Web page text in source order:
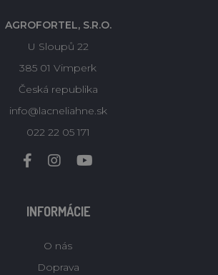
AGROFORTEL, S.R.O.
U Sloupů 22
385 01 Vimperk
Česká republika
info@lacneliahne.sk
022 22 05 171
INFORMÁCIE
O nás
Doprava